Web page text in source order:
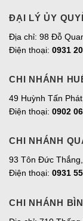
ĐẠI LÝ ỦY
Địa chỉ: 98 Đỗ
Điện thoại: 0931
CHI NHÁNH
49 Huỳnh Tấn
Điện thoại: 0902
CHI NHÁNH
93 Tôn Đức
Điện thoại: 0931
CHI NHÁNH